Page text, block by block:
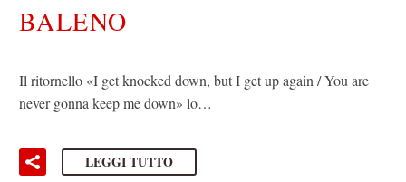
BALENO
Il ritornello «I get knocked down, but I get up again / You are
never gonna keep me down» lo…
LEGGI TUTTO